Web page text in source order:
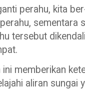
perahu, kita
sementara
tersebut
memberikan
aliran sungai